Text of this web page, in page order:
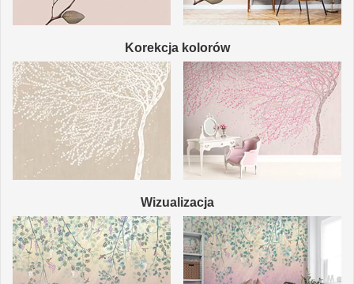
Korekcja kolorów
Wizualizacja